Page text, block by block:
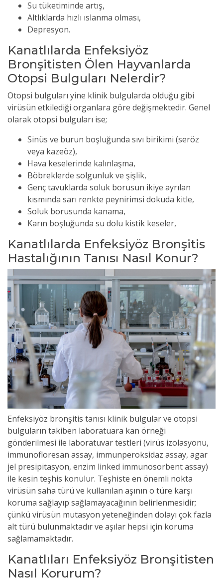
Su tüketiminde artış,
Altlıklarda hızlı ıslanma olması,
Depresyon.
Kanatlılarda Enfeksiyöz
Bronşitisten Ölen Hayvanlarda
Otopsi Bulguları Nelerdir?
Otopsi bulguları yine klinik bulgularda olduğu gibi
virüsün etkilediği organlara göre değişmektedir. Genel
olarak otopsi bulguları ise;
Sinüs ve burun boşluğunda sıvı birikimi (seröz
veya kazeöz),
Hava keselerinde kalınlaşma,
Böbreklerde solgunluk ve şişlik,
Genç tavuklarda soluk borusun ikiye ayrılan
kısmında sarı renkte peynirimsi dokuda kitle,
Soluk borusunda kanama,
Karın boşluğunda su dolu kistik keseler,
Kanatlılarda Enfeksiyöz Bronşitis
Hastalığının Tanısı Nasıl Konur?
Enfeksiyöz bronşitis tanısı klinik bulgular ve otopsi
bulguların takiben laboratuara kan örneği
gönderilmesi ile laboratuvar testleri (virüs izolasyonu,
immunofloresan assay, immunperoksidaz assay, agar
jel presipitasyon, enzim linked immunosorbent assay)
ile kesin teşhis konulur. Teşhiste en önemli nokta
virüsün saha türü ve kullanılan aşının o türe karşı
koruma sağlayıp sağlamayacağının belirlenmesidir;
çünkü virüsün mutasyon yeteneğinden dolayı çok fazla
alt türü bulunmaktadır ve aşılar hepsi için koruma
sağlamamaktadır.
Kanatlıları Enfeksiyöz Bronşitisten
Nasıl Korurum?